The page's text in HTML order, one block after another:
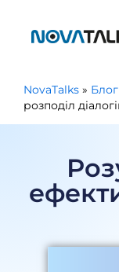
NovaTalks » Блог
розподіл